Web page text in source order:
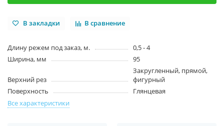
В закладки В сравнение
Длину режем под заказ, м.
0,5 - 4
Ширина, мм
95
Верхний рез
Закругленный, прямой,
фигурный
Поверхность
Глянцевая
Все характеристики